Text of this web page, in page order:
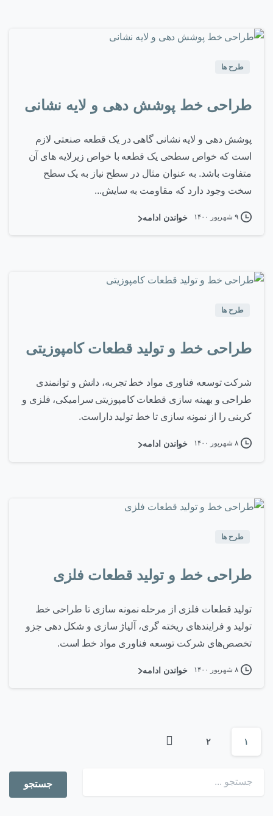
طرح ها
طراحی خط پوشش دهی و لایه نشانی
پوشش دهی و لایه نشانی گاهی در یک قطعه صنعتی لازم
است که خواص سطحی یک قطعه با خواص زیرلایه های آن
متفاوت باشد. به عنوان مثال در سطح نیاز به یک سطح
سخت وجود دارد که مقاومت به سایش...
۹ شهریور ۱۴۰۰ خواندن ادامه
طرح ها
طراحی خط و تولید قطعات کامپوزیتی
شرکت توسعه فناوری مواد خط تجربه، دانش و توانمندی
طراحی و بهینه سازی قطعات کامپوزیتی سرامیکی، فلزی و
کربنی را از نمونه سازی تا خط تولید داراست.
۸ شهریور ۱۴۰۰ خواندن ادامه
طرح ها
طراحی خط و تولید قطعات فلزی
تولید قطعات فلزی از مرحله نمونه سازی تا طراحی خط
تولید و فرایندهای ریخته گری، آلیاژ سازی و شکل دهی جزو
تخصص‌های شرکت توسعه فناوری مواد خط است.
۸ شهریور ۱۴۰۰ خواندن ادامه
۱ ۲